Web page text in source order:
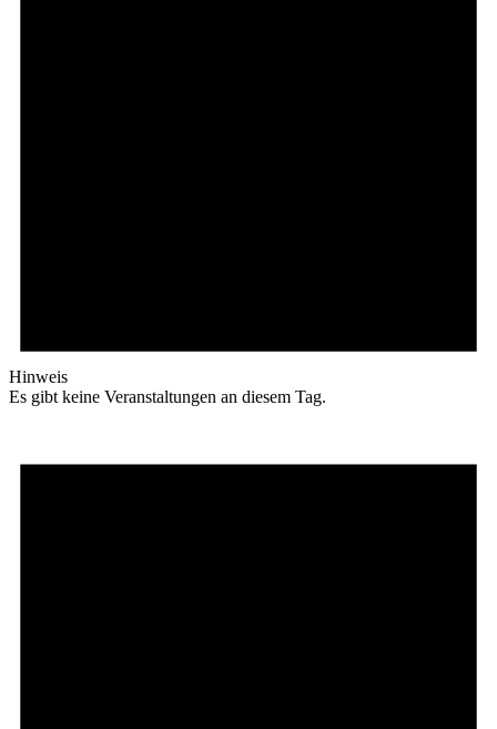
Hinweis
Es gibt keine Veranstaltungen an diesem Tag.